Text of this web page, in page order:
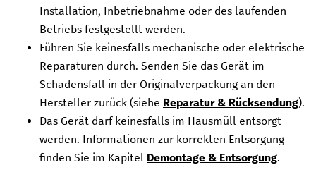
Installation, Inbetriebnahme oder des laufenden
Betriebs festgestellt werden.
Führen Sie keinesfalls mechanische oder elektrische
Reparaturen durch. Senden Sie das Gerät im
Schadensfall in der Originalverpackung an den
Hersteller zurück (siehe Reparatur & Rücksendung).
Das Gerät darf keinesfalls im Hausmüll entsorgt
werden. Informationen zur korrekten Entsorgung
finden Sie im Kapitel Demontage & Entsorgung.